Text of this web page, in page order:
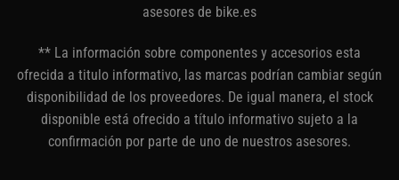
asesores de bike.es
** La información sobre componentes y accesorios esta
ofrecida a titulo informativo, las marcas podrían cambiar según
disponibilidad de los proveedores. De igual manera, el stock
disponible está ofrecido a título informativo sujeto a la
confirmación por parte de uno de nuestros asesores.